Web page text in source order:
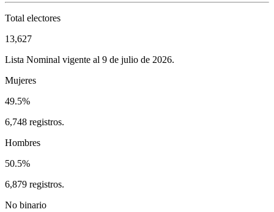
Total electores
13,627
Lista Nominal vigente al 9 de julio de 2026.
Mujeres
49.5%
6,748 registros.
Hombres
50.5%
6,879 registros.
No binario